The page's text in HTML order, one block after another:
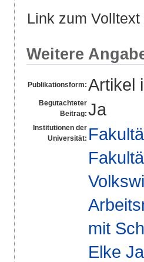
Link zum
Weitere
Publikationsform: Artikel
Begutachteter
Beitrag: Ja
Institutionen der
Universität:
mit
Elke